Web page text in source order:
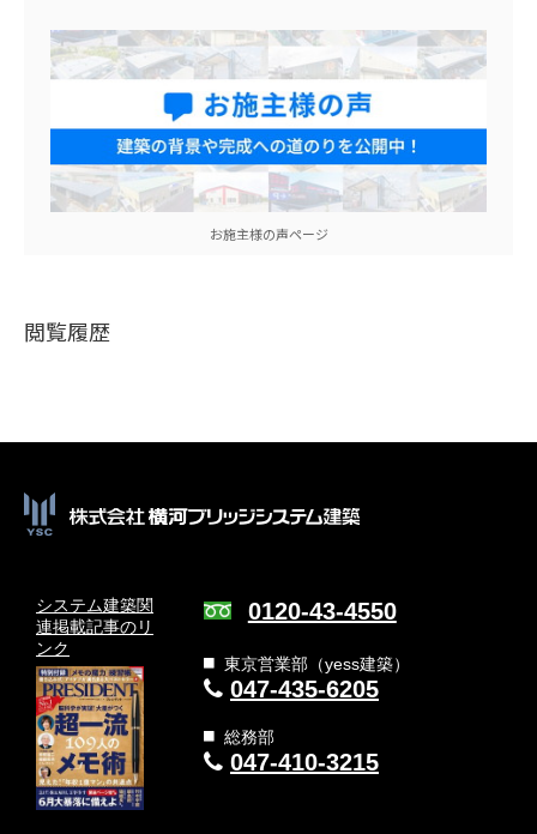
お施主様の声ページ
閲覧履歴
システム建築関
連掲載記事のリ
ンク
0120-43-4550
東京営業部（yess建築）
047-435-6205
総務部
047-410-3215